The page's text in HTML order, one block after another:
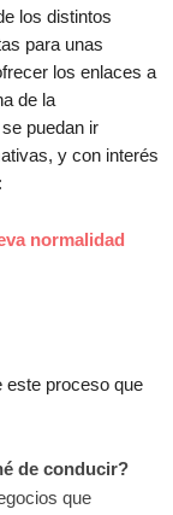
los distintos
para unas
los enlaces a
de la
puedan ir
y con interés
normalidad
este proceso que
de conducir?
que